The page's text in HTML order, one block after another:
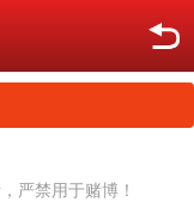
严禁用于赌博！